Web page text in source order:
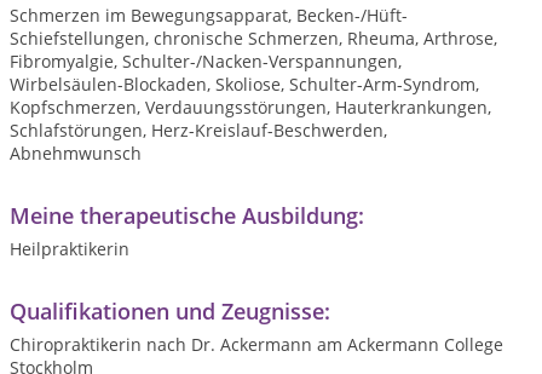
Schmerzen im Bewegungsapparat, Becken-/Hüft-
Schiefstellungen, chronische Schmerzen, Rheuma, Arthrose,
Fibromyalgie, Schulter-/Nacken-Verspannungen,
Wirbelsäulen-Blockaden, Skoliose, Schulter-Arm-Syndrom,
Kopfschmerzen, Verdauungsstörungen, Hauterkrankungen,
Schlafstörungen, Herz-Kreislauf-Beschwerden,
Abnehmwunsch
Meine therapeutische Ausbildung:
Heilpraktikerin
Qualifikationen und Zeugnisse:
Chiropraktikerin nach Dr. Ackermann am Ackermann College
Stockholm